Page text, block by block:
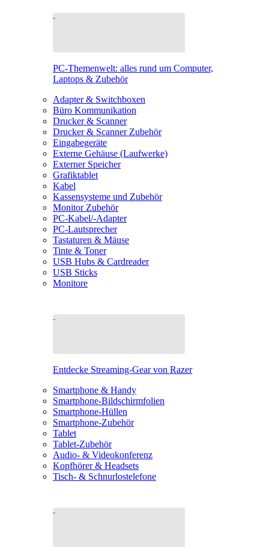
PC-Themenwelt: alles rund um Computer,
Laptops & Zubehör
Adapter & Switchboxen
Büro Kommunikation
Drucker & Scanner
Drucker & Scanner Zubehör
Eingabegeräte
Externe Gehäuse (Laufwerke)
Externer Speicher
Grafiktablet
Kabel
Kassensysteme und Zubehör
Monitor Zubehör
PC-Kabel/-Adapter
PC-Lautsprecher
Tastaturen & Mäuse
Tinte & Toner
USB Hubs & Cardreader
USB Sticks
Monitore
Entdecke Streaming-Gear von Razer
Smartphone & Handy
Smartphone-Bildschirmfolien
Smartphone-Hüllen
Smartphone-Zubehör
Tablet
Tablet-Zubehör
Audio- & Videokonferenz
Kopfhörer & Headsets
Tisch- & Schnurlostelefone